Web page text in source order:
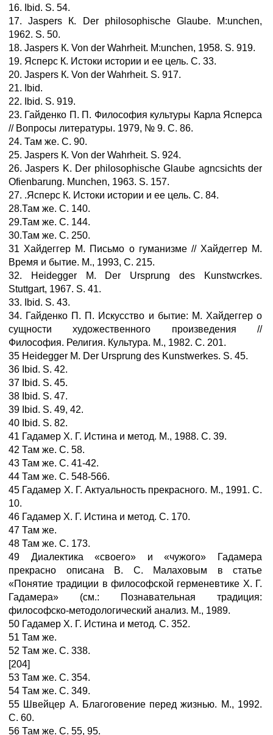
16. Ibid. S. 54.
17. Jaspers К. Der philosophische Glaube. M:unchen,
1962. S. 50.
18. Jaspers К. Von der Wahrheit. M:unchen, 1958. S. 919.
19. Ясперс К. Истоки истории и ее цель. С. 33.
20. Jaspers К. Von der Wahrheit. S. 917.
21. Ibid.
22. Ibid. S. 919.
23. Гайденко П. П. Философия культуры Карла Ясперса
// Вопросы литературы. 1979, № 9. С. 86.
24. Там же. С. 90.
25. Jaspers К. Von der Wahrheit. S. 924.
26. Jaspers K. Der philosophische Glaube agncsichts der
Ofienbarung. Munchen, 1963. S. 157.
27. .Ясперс К. Истоки истории и ее цель. С. 84.
28.Там же. С. 140.
29.Там же. С. 144.
30.Там же. С. 250.
31 Хайдеггер М. Письмо о гуманизме // Хайдеггер М.
Время и бытие. М., 1993, С. 215.
32. Heidegger М. Der Ursprung des Kunstwcrkes.
Stuttgart, 1967. S. 41.
33. Ibid. S. 43.
34. Гайденко П. П. Искусство и бытие: М. Хайдеггер о
сущности художественного произведения //
Философия. Религия. Культура. М., 1982. С. 201.
35 Heidegger М. Der Ursprung des Kunstwerkes. S. 45.
36 Ibid. S. 42.
37 Ibid. S. 45.
38 Ibid. S. 47.
39 Ibid. S. 49, 42.
40 Ibid. S. 82.
41 Гадамер X. Г. Истина и метод. М., 1988. С. 39.
42 Там же. С. 58.
43 Там же. С. 41-42.
44 Там же. С. 548-566.
45 Гадамер X. Г. Актуальность прекрасного. М., 1991. С.
10.
46 Гадамер X. Г. Истина и метод. С. 170.
47 Там же.
48 Там же. С. 173.
49 Диалектика «своего» и «чужого» Гадамера
прекрасно описана В. С. Малаховым в статье
«Понятие традиции в философской герменевтике X. Г.
Гадамера» (см.: Познавательная традиция:
философско-методологический анализ. М., 1989.
50 Гадамер X. Г. Истина и метод. С. 352.
51 Там же.
52 Там же. С. 338.
[204]
53 Там же. С. 354.
54 Там же. С. 349.
55 Швейцер А. Благоговение перед жизнью. М., 1992.
С. 60.
56 Там же. С. 55, 95.